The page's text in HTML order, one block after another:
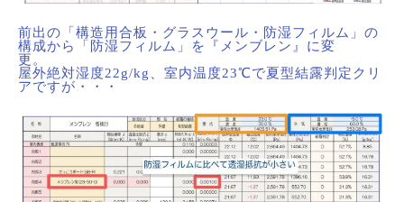
前出の「構造用合板・グラスウール・防湿フィルム」の
構成から「防湿フィルム」を『メンブレン』に変
屋外絶対湿度22g/kg、室内温度23℃で夏型結露判定クリ
アですが・・・